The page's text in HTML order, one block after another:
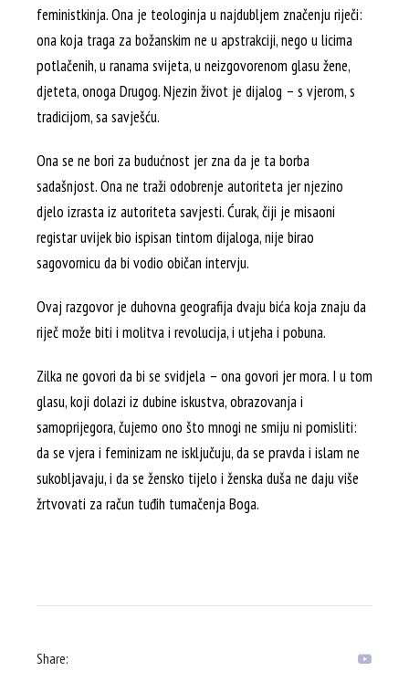
feministkinja. Ona je teologinja u najdubljem značenju riječi:
ona koja traga za božanskim ne u apstrakciji, nego u licima
potlačenih, u ranama svijeta, u neizgovorenom glasu žene,
djeteta, onoga Drugog. Njezin život je dijalog – s vjerom, s
tradicijom, sa savješću.
Ona se ne bori za budućnost jer zna da je ta borba
sadašnjost. Ona ne traži odobrenje autoriteta jer njezino
djelo izrasta iz autoriteta savjesti. Ćurak, čiji je misaoni
registar uvijek bio ispisan tintom dijaloga, nije birao
sagovornicu da bi vodio običan intervju.
Ovaj razgovor je duhovna geografija dvaju bića koja znaju da
riječ može biti i molitva i revolucija, i utjeha i pobuna.
Zilka ne govori da bi se svidjela – ona govori jer mora. I u tom
glasu, koji dolazi iz dubine iskustva, obrazovanja i
samoprijegora, čujemo ono što mnogi ne smiju ni pomisliti:
da se vjera i feminizam ne isključuju, da se pravda i islam ne
sukobljavaju, i da se žensko tijelo i ženska duša ne daju više
žrtvovati za račun tuđih tumačenja Boga.
Share: